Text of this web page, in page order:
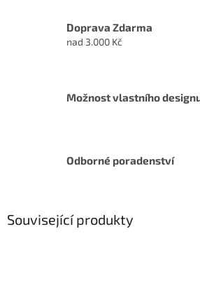
Doprava Zdarma
nad 3.000 Kč
Možnost vlastního
Odborné poradenství
Související produkty